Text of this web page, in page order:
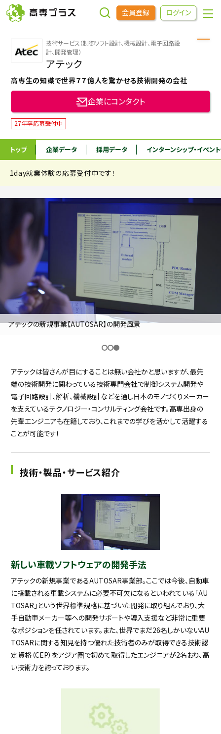
会員登録 ログイン
企業をさがす
進学先をさがす
インターンシップ・イベントをさがす
高専OBOGをさがす
高専プラスセミナー
高専生コミュニティ
めもらす
本科5年生・専攻科2年生向け 採用継続中の企業特集
技術サービス（制御ソフト設計、機械設計、電子回路設
計、開発管理）
アテック
高専生の知識で世界７７億人を驚かせる技術開発の会社
企業にコンタクト
27年卒応募受付中
トップ 企業データ 採用データ インターンシップ・イベン
1day就業体験の応募受付中です！
の新規事業【AUTOSAR】の開発風景 アテ
アテックは皆さんが目にすることは無い会社かと思いますが、最先
端の技術開発に関わっている技術専門会社で制御システム開発や
電子回路設計、解析、機械設計などを通し日本のモノづくりメーカー
を支えているテクノロジー・コンサルティング会社です。高専出身の
先輩エンジニアも在籍しており、これまでの学びを活かして活躍する
ことが可能です！
技術・製品・サービス紹介
新しい車載ソフトウェアの開発手法
アテックの新規事業であるAUTOSAR事業部。ここでは今後、自動車
に搭載される車載システムに必要不可欠になるといわれている「AU
TOSAR」という世界標準規格に基づいた開発に取り組んでおり、大
手自動車メーカー等への開発サポートや導入支援など非常に重要
なポジションを任されています。また、世界でまだ26名しかいないAU
TOSARに関する知見を持つ優れた技術者のみが取得できる技術認
定資格（CEP）をアジア圏で初めて取得したエンジニアが2名おり、高
い技術力を誇っております。